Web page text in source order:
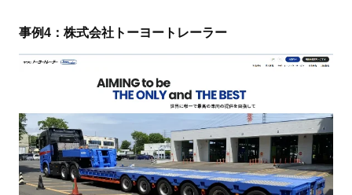
事例4：株式会社トーヨートレーラー